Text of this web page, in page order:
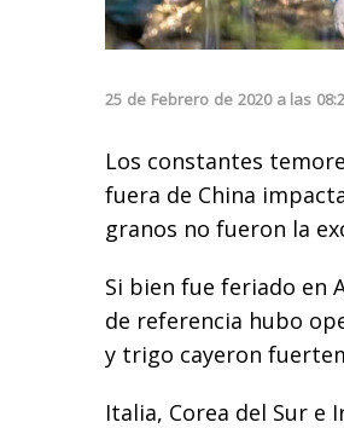
25 de Febrero de 2020 a las
Los constantes
fuera de China
granos no fueron la
Si bien fue feriado en
de referencia hubo
y trigo cayeron
Italia, Corea del Sur e